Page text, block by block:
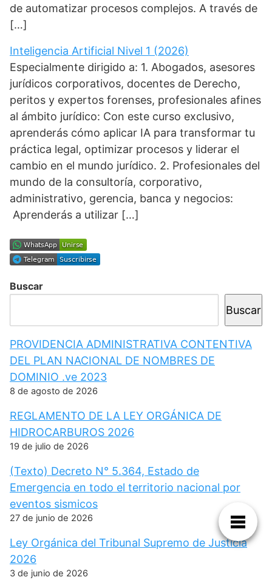
de automatizar procesos complejos. A través de
[…]
Inteligencia Artificial Nivel 1 (2026)
Especialmente dirigido a: 1. Abogados, asesores
jurídicos corporativos, docentes de Derecho,
peritos y expertos forenses, profesionales afines
al ámbito jurídico: Con este curso exclusivo,
aprenderás cómo aplicar IA para transformar tu
práctica legal, optimizar procesos y liderar el
cambio en el mundo jurídico. 2. Profesionales del
mundo de la consultoría, corporativo,
administrativo, gerencia, banca y negocios:
Aprenderás a utilizar […]
Buscar
Buscar
PROVIDENCIA ADMINISTRATIVA CONTENTIVA
DEL PLAN NACIONAL DE NOMBRES DE
DOMINIO .ve 2023
8 de agosto de 2026
REGLAMENTO DE LA LEY ORGÁNICA DE
HIDROCARBUROS 2026
19 de julio de 2026
(Texto) Decreto N° 5.364, Estado de
Emergencia en todo el territorio nacional por
eventos sismicos
27 de junio de 2026
Ley Orgánica del Tribunal Supremo de Justicia
2026
3 de junio de 2026